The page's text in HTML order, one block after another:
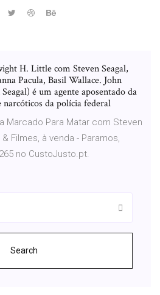
H. Little com Steven Seagal,
Pacula, Basil Wallace. John
é um agente aposentado da
da polícia federal
Marcado Para Matar com Steven
Filmes, à venda - Paramos,
no CustoJusto.pt.
Search